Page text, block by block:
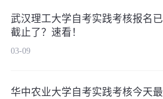
武汉理工大学自考实践考核报名已
截止了？速看！
03-09
华中农业大学自考实践考核今天最